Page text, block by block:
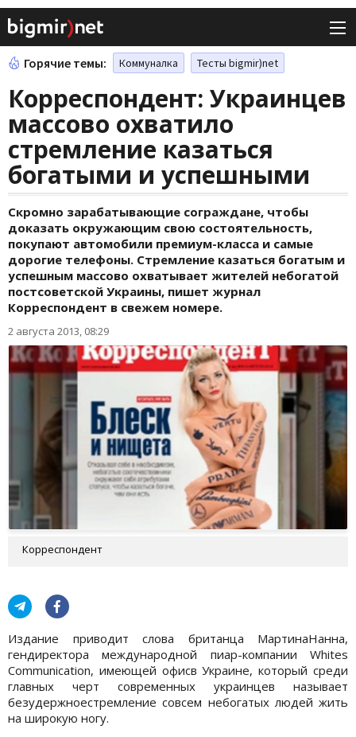
Горячие темы: Коммуналка Тесты bigmir)net
Корреспондент: Украинцев
массово охватило
стремление казаться
богатыми и успешными
Скромно зарабатывающие сограждане, чтобы
доказать окружающим свою состоятельность,
покупают автомобили премиум-класса и самые
дорогие телефоны. Стремление казаться богатым и
успешным массово охватывает жителей небогатой
постсоветской Украины, пишет журнал
Корреспондент в свежем номере.
2 августа 2013, 08:29
Корреспондент
Издание приводит слова британца МартинаНанна,
гендиректора международной пиар-компании Whites
Communication, имеющей офисв Украине, который среди
главных черт современных украинцев называет
безудержноестремление совсем небогатых людей жить
на широкую ногу.